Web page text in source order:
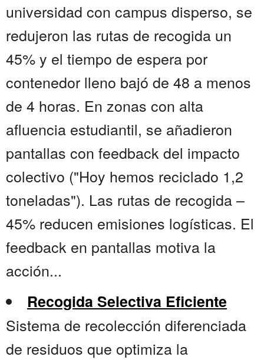
universidad con campus disperso, se
redujeron las rutas de recogida un
45% y el tiempo de espera por
contenedor lleno bajó de 48 a menos
de 4 horas. En zonas con alta
afluencia estudiantil, se añadieron
pantallas con feedback del impacto
colectivo ("Hoy hemos reciclado 1,2
toneladas"). Las rutas de recogida –
45% reducen emisiones logísticas. El
feedback en pantallas motiva la
acción...
Recogida Selectiva Eficiente
Sistema de recolección diferenciada
de residuos que optimiza la